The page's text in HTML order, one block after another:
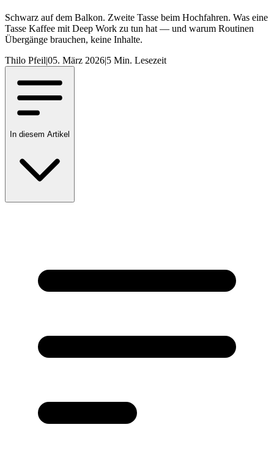
Schwarz auf dem Balkon. Zweite Tasse beim Hochfahren. Was eine
Tasse Kaffee mit Deep Work zu tun hat — und warum Routinen
Übergänge brauchen, keine Inhalte.
Thilo Pfeil|05. März 2026|5 Min. Lesezeit
In diesem Artikel